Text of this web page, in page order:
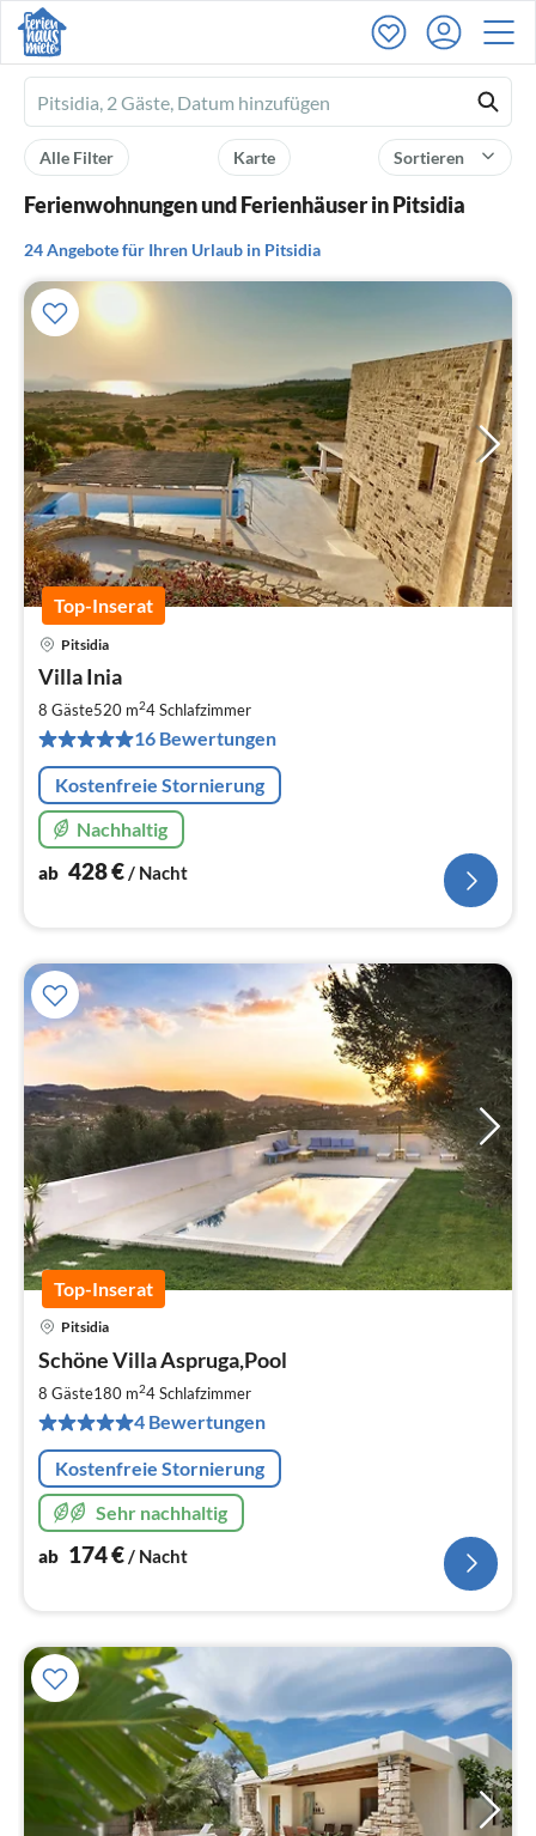
Ferienhausmiete
logo
Sortieren
Karte
Alle Filter
Ferienwohnungen und Ferienhäuser in Pitsidia
24 Angebote für Ihren Urlaub in Pitsidia
Top-Inserat
Pitsidia
Villa Inia
8 Gäste520 m24Schlafzimmer
16 Bewertungen
Kostenfreie Stornierung
Nachhaltig
ab 428€/ Nacht
Top-Inserat
Pitsidia
Schöne Villa Aspruga,Pool
8 Gäste180 m24Schlafzimmer
4 Bewertungen
Kostenfreie Stornierung
Sehr nachhaltig
ab 174€/ Nacht